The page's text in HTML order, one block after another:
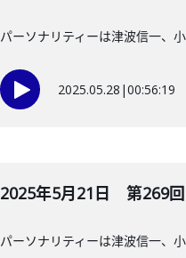
パーソナリティーは津波信一、
2025.05.28 |00:56:19
2025年5月21日 第269回
パーソナリティーは津波信一、